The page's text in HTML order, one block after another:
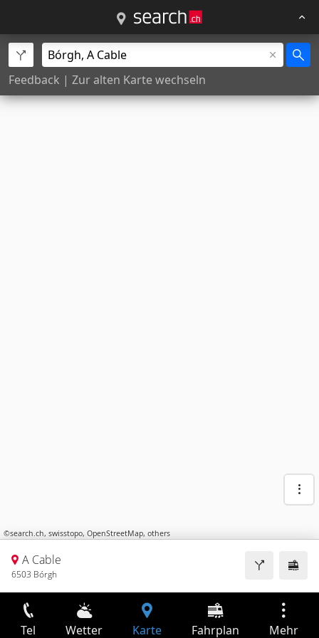
Feedback | Zur alten Karte wechseln
©search.ch, swisstopo, OpenStreetMap, others
A Cable
6503 Bórgh
Tel Wetter Karte Fahrplan Mehr